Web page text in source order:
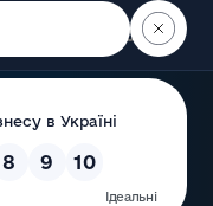
Пошук